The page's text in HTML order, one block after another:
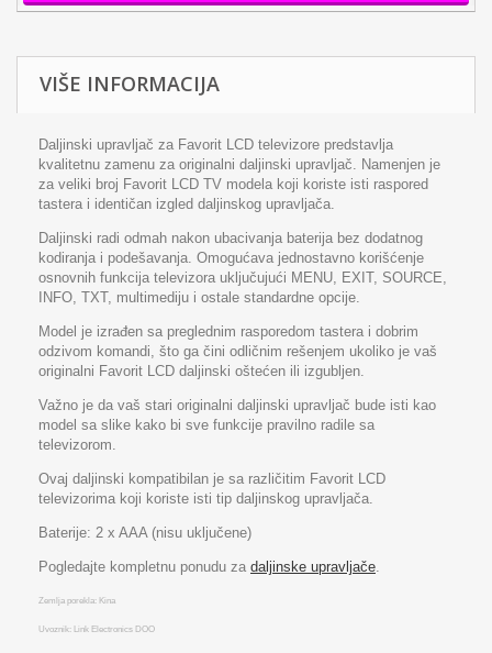
VIŠE INFORMACIJA
Daljinski upravljač za Favorit LCD televizore predstavlja
kvalitetnu zamenu za originalni daljinski upravljač. Namenjen je
za veliki broj Favorit LCD TV modela koji koriste isti raspored
tastera i identičan izgled daljinskog upravljača.
Daljinski radi odmah nakon ubacivanja baterija bez dodatnog
kodiranja i podešavanja. Omogućava jednostavno korišćenje
osnovnih funkcija televizora uključujući MENU, EXIT, SOURCE,
INFO, TXT, multimediju i ostale standardne opcije.
Model je izrađen sa preglednim rasporedom tastera i dobrim
odzivom komandi, što ga čini odličnim rešenjem ukoliko je vaš
originalni Favorit LCD daljinski oštećen ili izgubljen.
Važno je da vaš stari originalni daljinski upravljač bude isti kao
model sa slike kako bi sve funkcije pravilno radile sa
televizorom.
Ovaj daljinski kompatibilan je sa različitim Favorit LCD
televizorima koji koriste isti tip daljinskog upravljača.
Baterije: 2 x AAA (nisu uključene)
Pogledajte kompletnu ponudu za daljinske upravljače.
Zemlja porekla: Kina
Uvoznik: Link Electronics DOO